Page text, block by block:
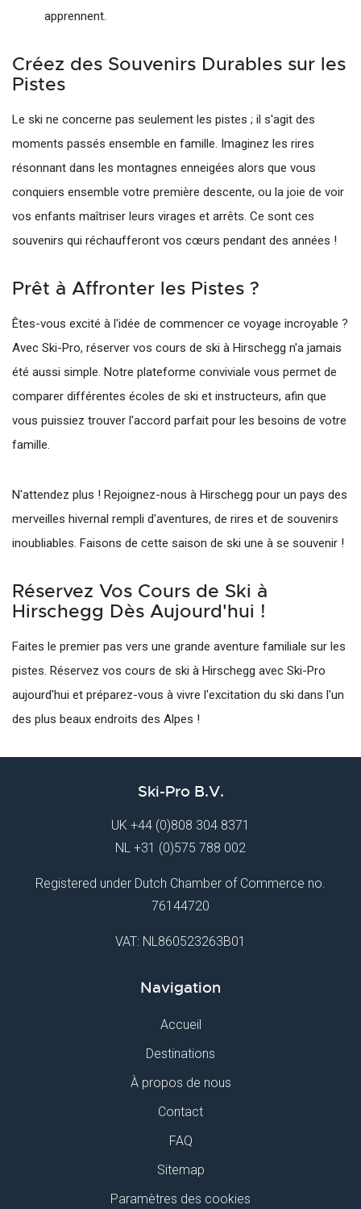
apprennent.
Créez des Souvenirs Durables sur les
Pistes
Le ski ne concerne pas seulement les pistes ; il s'agit des
moments passés ensemble en famille. Imaginez les rires
résonnant dans les montagnes enneigées alors que vous
conquiers ensemble votre première descente, ou la joie de voir
vos enfants maîtriser leurs virages et arrêts. Ce sont ces
souvenirs qui réchaufferont vos cœurs pendant des années !
Prêt à Affronter les Pistes ?
Êtes-vous excité à l'idée de commencer ce voyage incroyable ?
Avec Ski-Pro, réserver vos cours de ski à Hirschegg n'a jamais
été aussi simple. Notre plateforme conviviale vous permet de
comparer différentes écoles de ski et instructeurs, afin que
vous puissiez trouver l'accord parfait pour les besoins de votre
famille.
N'attendez plus ! Rejoignez-nous à Hirschegg pour un pays des
merveilles hivernal rempli d'aventures, de rires et de souvenirs
inoubliables. Faisons de cette saison de ski une à se souvenir !
Réservez Vos Cours de Ski à
Hirschegg Dès Aujourd'hui !
Faites le premier pas vers une grande aventure familiale sur les
pistes. Réservez vos cours de ski à Hirschegg avec Ski-Pro
aujourd'hui et préparez-vous à vivre l'excitation du ski dans l'un
des plus beaux endroits des Alpes !
Ski-Pro B.V.
UK +44 (0)808 304 8371
NL +31 (0)575 788 002
Registered under Dutch Chamber of Commerce no.
76144720
VAT: NL860523263B01
Navigation
Accueil
Destinations
À propos de nous
Contact
FAQ
Sitemap
Paramètres des cookies